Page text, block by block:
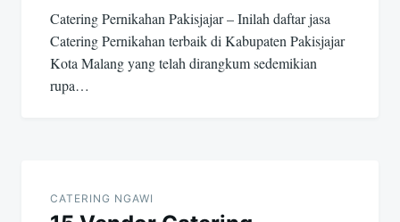
Catering Pernikahan Pakisjajar – Inilah daftar jasa
Catering Pernikahan terbaik di Kabupaten Pakisjajar
Kota Malang yang telah dirangkum sedemikian
rupa…
CATERING NGAWI